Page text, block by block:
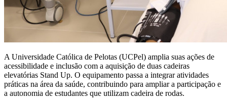
A Universidade Católica de Pelotas (UCPel) amplia suas ações de
acessibilidade e inclusão com a aquisição de duas cadeiras
elevatórias Stand Up. O equipamento passa a integrar atividades
práticas na área da saúde, contribuindo para ampliar a participação e
a autonomia de estudantes que utilizam cadeira de rodas.